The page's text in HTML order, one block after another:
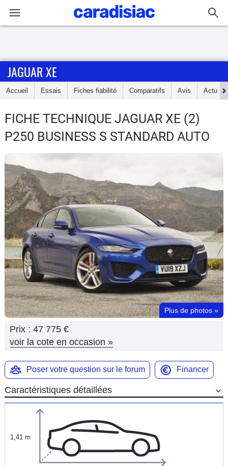
Accueil
Essais
d'achat
Electriques
Utilitaires
Flottes
Auto
Services
Forum
Moto
Marques
JAGUAR XE
Accueil Essais Fiches fiabilité Comparatifs Avis Actu
FICHE TECHNIQUE JAGUAR XE (2)
P250 BUSINESS S STANDARD AUTO
Plus de photos »
Prix : 47 775 €
voir la cote en occasion »
Poser votre question sur le forum Financer
Caractéristiques détaillées
1,41 m